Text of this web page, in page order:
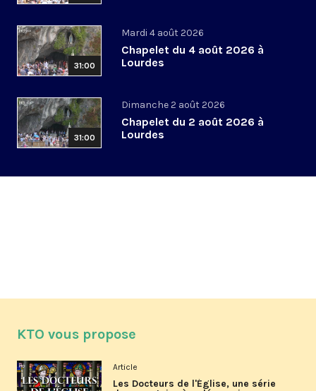
31:00
Mardi 4 août 2026
Chapelet du 4 août 2026 à
Lourdes
31:00
Dimanche 2 août 2026
Chapelet du 2 août 2026 à
Lourdes
KTO vous propose
Article
Les Docteurs de l'Église, une série